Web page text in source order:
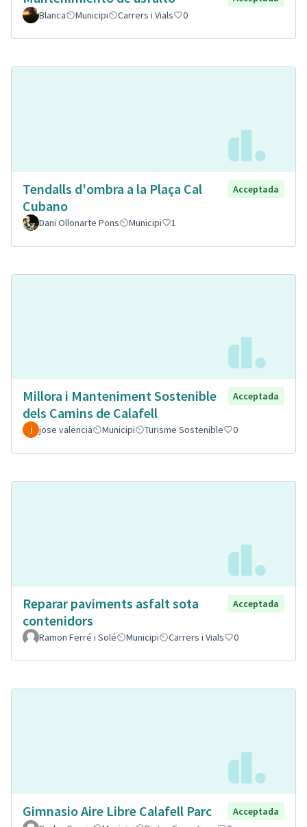
Blanca
Municipi Carrers i Vials 0
Tendalls d'ombra a la Plaça Cal
Cubano
Acceptada
Dani Ollonarte Pons Municipi 1
Millora i Manteniment Sostenible
dels Camins de Calafell
Acceptada
jose valencia Municipi Turisme Sostenible 0
Reparar paviments asfalt sota
contenidors
Acceptada
Ramon Ferré i Solé Municipi Carrers i Vials 0
Gimnasio Aire Libre Calafell Parc
Acceptada